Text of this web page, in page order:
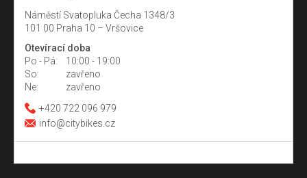
Náměstí Svatopluka Čecha 1348/3
101 00 Praha 10 – Vršovice
Otevírací doba
Po - Pá:
10:00 - 19:00
So:
zavřeno
Ne:
zavřeno
+420 722 096 979
info@citybikes.cz